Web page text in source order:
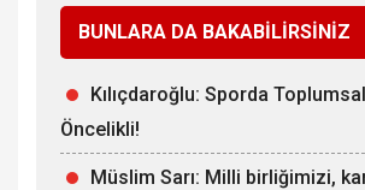
BUNLARA DA BAKABİLİRSİNİZ
Kılıçdaroğlu: Sporda
Öncelikli!
Müslim Sarı: Milli birliğimizi,